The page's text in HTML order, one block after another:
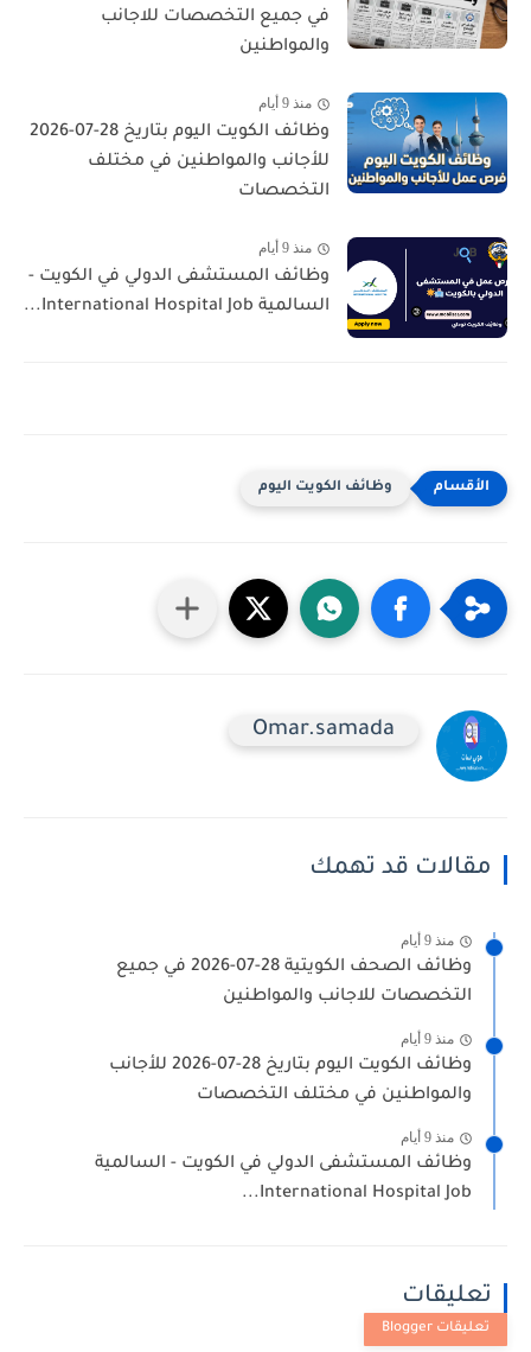
في جميع التخصصات للاجانب
والمواطنين
منذ 9 أيام
وظائف الكويت اليوم بتاريخ 28-07-2026
للأجانب والمواطنين في مختلف
التخصصات
منذ 9 أيام
وظائف المستشفى الدولي في الكويت -
السالمية International Hospital Job...
وظائف الكويت اليوم
Omar.samada
مقالات قد تهمك
منذ 9 أيام
وظائف الصحف الكويتية 28-07-2026 في جميع
التخصصات للاجانب والمواطنين
منذ 9 أيام
وظائف الكويت اليوم بتاريخ 28-07-2026 للأجانب
والمواطنين في مختلف التخصصات
منذ 9 أيام
وظائف المستشفى الدولي في الكويت - السالمية
International Hospital Job...
تعليقات